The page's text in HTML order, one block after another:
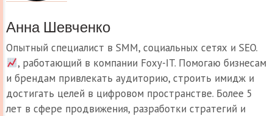
Анна Шевченко
Опытный специалист в SMM, социальных сетях и SEO.
, работающий в компании Foxy-IT. Помогаю бизнесам
и брендам привлекать аудиторию, строить имидж и
достигать целей в цифровом пространстве. Более 5
лет в сфере продвижения, разработки стратегий и